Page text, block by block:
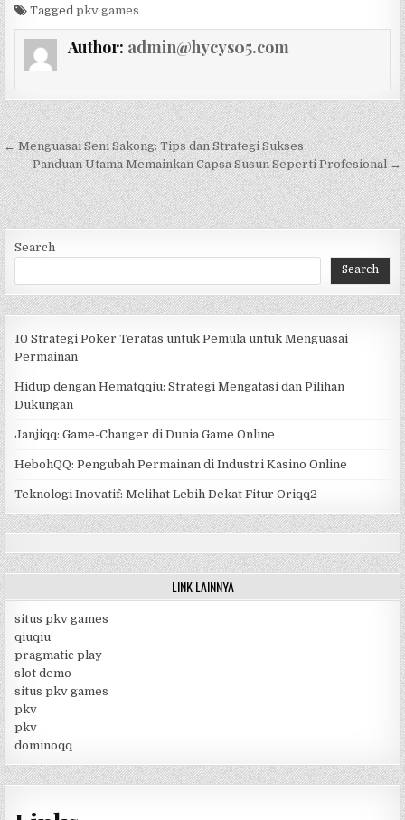
Taggedpkv games
Author: admin@hycys05.com
Post navigation
← Menguasai Seni Sakong: Tips dan Strategi Sukses
Panduan Utama Memainkan Capsa Susun Seperti Profesional →
Search
Search
10 Strategi Poker Teratas untuk Pemula untuk Menguasai
Permainan
Hidup dengan Hematqqiu: Strategi Mengatasi dan Pilihan
Dukungan
Janjiqq: Game-Changer di Dunia Game Online
HebohQQ: Pengubah Permainan di Industri Kasino Online
Teknologi Inovatif: Melihat Lebih Dekat Fitur Oriqq2
LINK LAINNYA
situs pkv games
qiuqiu
pragmatic play
slot demo
situs pkv games
pkv
pkv
dominoqq